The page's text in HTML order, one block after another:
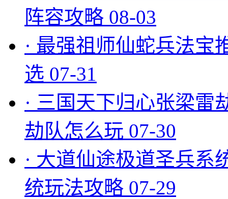
阵容攻略 08-03
· 最强祖师仙蛇兵法宝
选 07-31
· 三国天下归心张梁雷
劫队怎么玩 07-30
· 大道仙途极道圣兵系
统玩法攻略 07-29